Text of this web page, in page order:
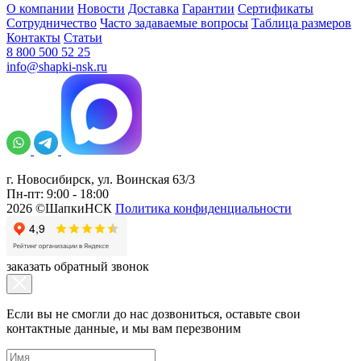
О компании Новости Доставка Гарантии Сертификаты
Сотрудничество Часто задаваемые вопросы Таблица размеров
Контакты Статьи
8 800 500 52 25
info@shapki-nsk.ru
г. Новосибирск, ул. Воинская 63/3
Пн-пт: 9:00 - 18:00
2026 ©ШапкиНСК Политика конфиденциальности
заказать обратный звонок
Если вы не смогли до нас дозвониться, оставьте свои
контактные данные, и мы вам перезвоним